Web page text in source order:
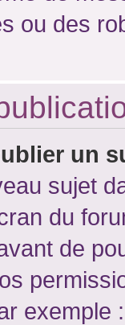
ou des
un
sujet
du
de
exemple